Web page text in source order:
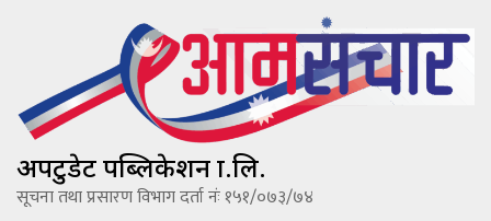
अपटुडेट पब्लिकेशन प्रा.लि.
सूचना तथा प्रसारण विभाग दर्ता नंः १५१/०७३/७४